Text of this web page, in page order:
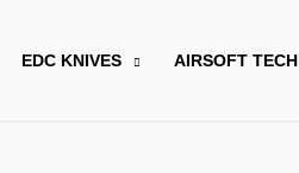
EDC KNIVES AIRSOFT TECH